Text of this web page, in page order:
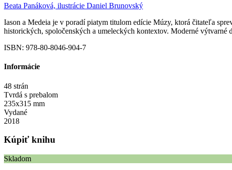
Beata Panáková, ilustrácie Daniel Brunovský
Iason a Medeia je v poradí piatym titulom edície Múzy, ktorá čitateľa
historických, spoločenských a umeleckých kontextov. Moderné
ISBN: 978-80-8046-904-7
Informácie
48 strán
Tvrdá s prebalom
235x315 mm
Vydané
2018
Kúpiť knihu
Skladom